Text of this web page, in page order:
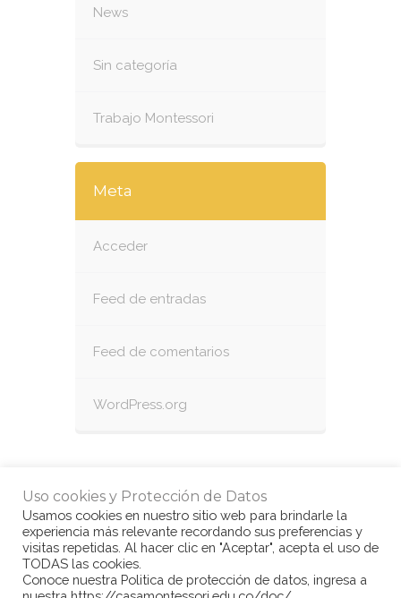
News
Sin categoría
Trabajo Montessori
Meta
Acceder
Feed de entradas
Feed de comentarios
WordPress.org
Uso cookies y Protección de Datos
Usamos cookies en nuestro sitio web para brindarle la
experiencia más relevante recordando sus preferencias y
visitas repetidas. Al hacer clic en "Aceptar", acepta el uso de
TODAS las cookies.
Conoce nuestra Politica de protección de datos, ingresa a